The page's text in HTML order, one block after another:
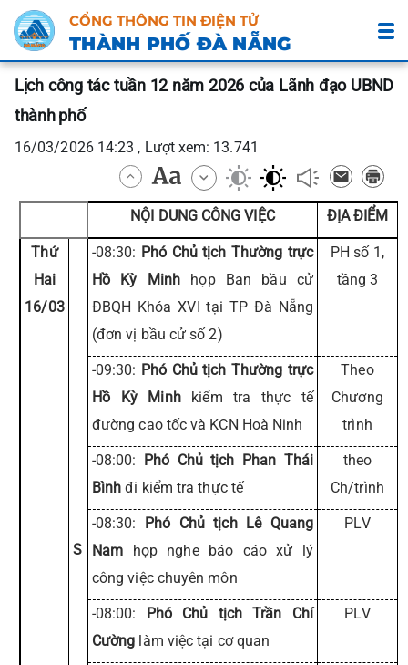
CỔNG THÔNG TIN ĐIỆN TỬ
THÀNH PHỐ ĐÀ NẴNG
Lịch công tác tuần 12 năm 2026 của Lãnh đạo UBND
thành phố
16/03/2026 14:23 , Lượt xem: 13.741
NỘI DUNG CÔNG VIỆC ĐỊA ĐIỂM
Thứ
Hai
16/03
S
-08:30: Phó Chủ tịch Thường trực
Hồ Kỳ Minh họp Ban bầu cử
ĐBQH Khóa XVI tại TP Đà Nẵng
(đơn vị bầu cử số 2)
PH số 1,
tầng 3
-09:30: Phó Chủ tịch Thường trực
Hồ Kỳ Minhkiểm tra thực tế
đường cao tốc và KCN Hoà Ninh
Theo
Chương
trình
-08:00: Phó Chủ tịch Phan Thái
Bình đi kiểm tra thực tế
theo
Ch/trình
-08:30: Phó Chủ tịch Lê Quang
Nam họp nghe báo cáo xử lý
công việc chuyên môn
PLV
-08:00: Phó Chủ tịch Trần Chí
Cường làm việc tại cơ quan
PLV